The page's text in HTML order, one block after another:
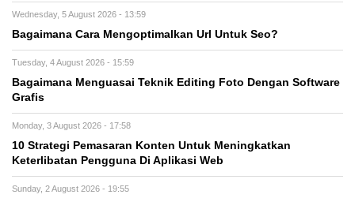
Wednesday, 5 August 2026 - 13:59
Bagaimana Cara Mengoptimalkan Url Untuk Seo?
Tuesday, 4 August 2026 - 15:59
Bagaimana Menguasai Teknik Editing Foto Dengan Software
Grafis
Monday, 3 August 2026 - 17:58
10 Strategi Pemasaran Konten Untuk Meningkatkan
Keterlibatan Pengguna Di Aplikasi Web
Sunday, 2 August 2026 - 19:55